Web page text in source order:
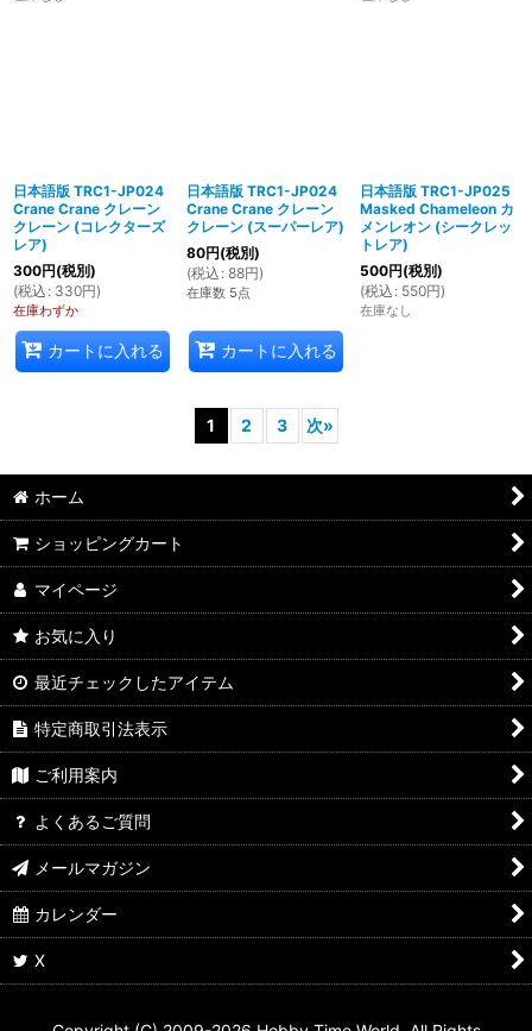
日本語版 TRC1-JP024
Crane Crane クレーン
クレーン (コレクターズ
レア)
300円(税別)
(税込 : 330円)
在庫わずか
カートに入れる
日本語版 TRC1-JP024
Crane Crane クレーン
クレーン (スーパーレア)
80円(税別)
(税込 : 88円)
在庫数 5点
カートに入れる
日本語版 TRC1-JP025
Masked Chameleon カ
メンレオン (シークレッ
トレア)
500円(税別)
(税込 : 550円)
在庫なし
1 2 3 次»
ホーム
ショッピングカート
マイページ
お気に入り
最近チェックしたアイテム
特定商取引法表示
ご利用案内
よくあるご質問
メールマガジン
カレンダー
X